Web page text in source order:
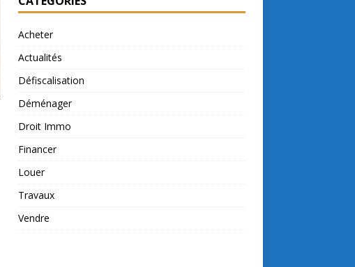
Acheter
Actualités
Défiscalisation
Déménager
Droit Immo
Financer
Louer
Travaux
Vendre